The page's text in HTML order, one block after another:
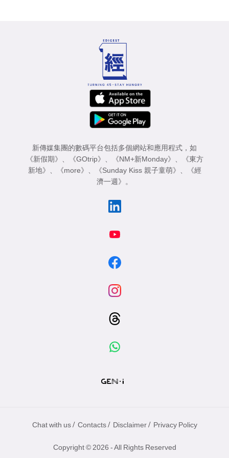
新傳媒集團的數碼平台包括多個網站和應用程式，如
《新假期》
《GOtrip》 《NM+新Monday》
《東方
新地》
《more》 《Sunday Kiss 親子童萌》
《經
濟一週》
。
Chat with us / Contacts / Disclaimer / Privacy Policy
Copyright © 2026 - All Rights Reserved